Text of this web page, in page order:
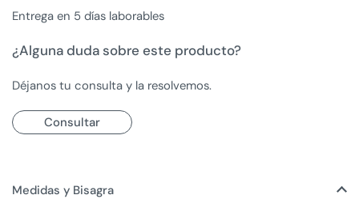
Entrega en 5 días laborables
¿Alguna duda sobre este producto?
Déjanos tu consulta y la resolvemos.
Consultar
Medidas y Bisagra